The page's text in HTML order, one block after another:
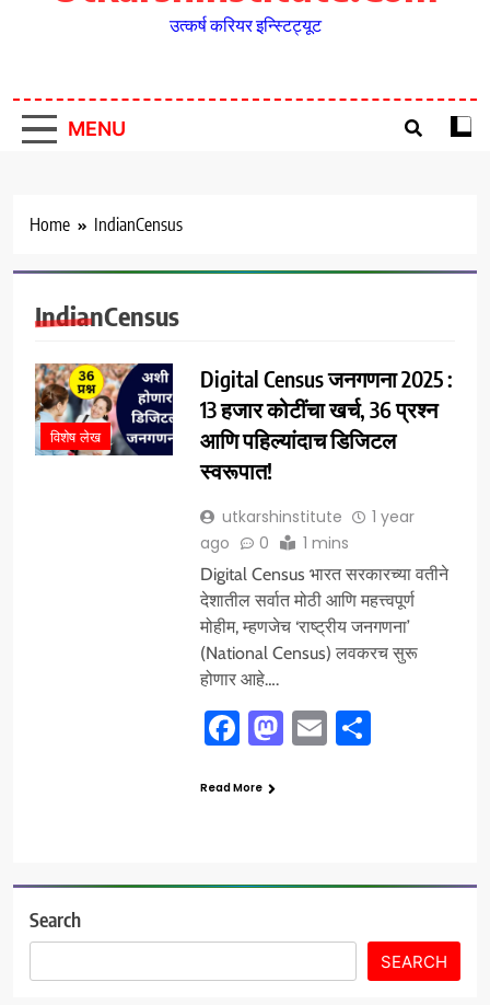
उत्कर्ष करियर इन्स्टिट्यूट
MENU
Home IndianCensus
IndianCensus
विशेष लेख
Digital Census जनगणना 2025 :
13 हजार कोटींचा खर्च, 36 प्रश्न
आणि पहिल्यांदाच डिजिटल
स्वरूपात!
utkarshinstitute
1 year
ago
0 1 mins
Digital Census भारत सरकारच्या वतीने
देशातील सर्वात मोठी आणि महत्त्वपूर्ण
मोहीम, म्हणजेच ‘राष्ट्रीय जनगणना’
(National Census) लवकरच सुरू
होणार आहे….
Facebook
Mastodon
EmailShare
Read More
Search
SEARCH